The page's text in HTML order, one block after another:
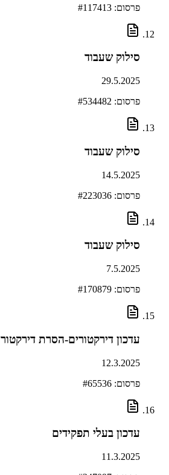
פרסום: # 117413
סילוק שעבוד
29.5.2025
פרסום: # 534482
סילוק שעבוד
14.5.2025
פרסום: # 223036
סילוק שעבוד
7.5.2025
פרסום: # 170879
עדכון דירקטורים-הסרת דירקטור
12.3.2025
פרסום: # 65536
עדכון בעלי תפקידים
11.3.2025